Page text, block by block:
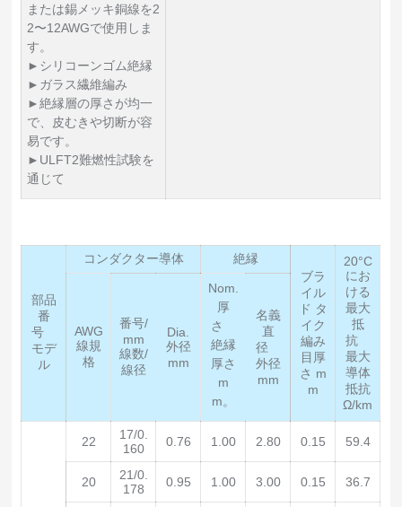
または錫メッキ銅線を2
2〜12AWGで使用しま
す。
►シリコーンゴム絶縁
►ガラス繊維編み
►絶縁層の厚さが均一
で、皮むきや切断が容
易です。
►ULFT2難燃性試験を
通じて
部品
番
号
モデ
ル
コンダクター導体
絶縁
ブラ
イル
ド タ
イク
編み
目厚
さ m
m
20°C
にお
ける
最大
抵
抗
最大
導体
抵抗
Ω/km
AWG
線規
格
番号/
mm
線数/
線径
Dia.
外径
mm
Nom.
厚
さ
絶縁
厚さ
m
m。
名義
直
径
外径
mm
22
17/0.
160
0.76 1.00 2.80 0.15 59.4
20
21/0.
178
0.95 1.00 3.00 0.15 36.7